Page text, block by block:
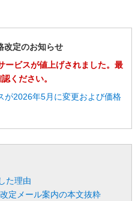
改定のお知らせ
ービスが値上げされました。最
ください。
が2026年5月に変更および価格
た理由
定メール案内の本文抜粋